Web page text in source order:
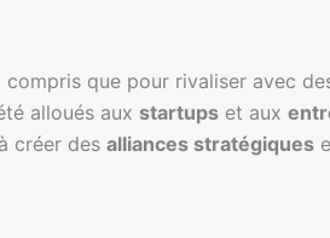
que pour rivaliser avec
alloués aux startups et aux
créer des alliances stratégiques